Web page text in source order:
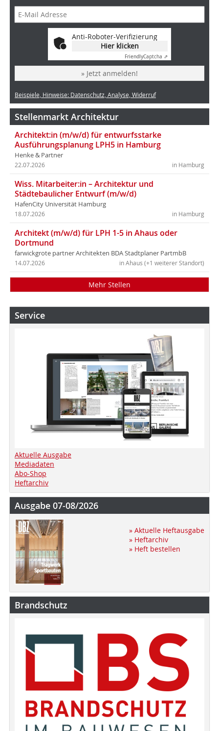
Anti-Roboter-Verifizierung
Hier klicken
FriendlyCaptcha ⇗
» Jetzt anmelden!
Beispiele, Hinweise: Datenschutz, Analyse, Widerruf
Stellenmarkt Architektur
Architekt:in (m/w/d) für entwurfsstarke
Ausführungsplanung LPH5 in Hamburg
Henke & Partner
in Hamburg
22.07.2026
Wiss. Mitarbeiter:in – Architektur und
Städtebaulicher Entwurf (m/w/d)
HafenCity Universität Hamburg
in Hamburg
18.07.2026
Architekt (m/w/d) für LPH 1-5 in Ahaus oder
Dortmund
farwickgrote partner Architekten BDA Stadtplaner PartmbB
in Ahaus (+1 weiterer Standort)
14.07.2026
Mehr Stellen
Service
Aktuelle Ausgabe
Mediadaten
Abo-Shop
Heftarchiv
Ausgabe 07-08/2026
» Aktuelle Heftausgabe
» Heftarchiv
» Heft bestellen
Brandschutz